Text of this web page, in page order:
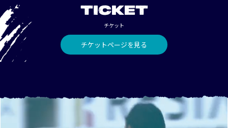
TICKET
チケット
チケットページを見る